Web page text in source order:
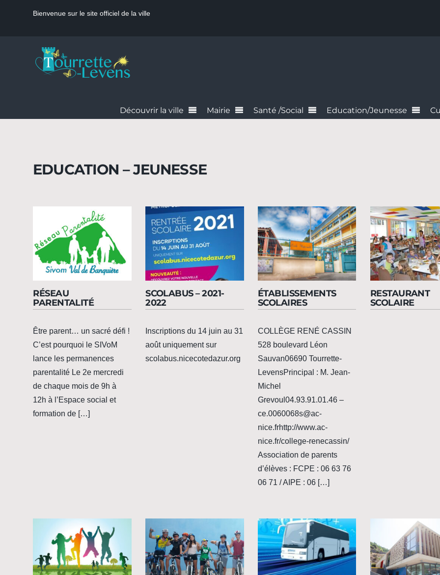
Bienvenue sur le site officiel de la ville
Découvrir la ville Mairie Santé /Social Education/Jeunesse
EDUCATION – JEUNESSE
RÉSEAU
PARENTALITÉ
Être parent… un sacré défi !
C’est pourquoi le SIVoM
lance les permanences
parentalité Le 2e mercredi
de chaque mois de 9h à
12h à l’Espace social et
formation de […]
SCOLABUS – 2021-
2022
Inscriptions du 14 juin au 31
août uniquement sur
scolabus.nicecotedazur.org
ÉTABLISSEMENTS
SCOLAIRES
COLLÈGE RENÉ CASSIN
528 boulevard Léon
Sauvan06690 Tourrette-
LevensPrincipal : M. Jean-
Michel
Grevoul04.93.91.01.46 –
ce.0060068s@ac-
nice.frhttp://www.ac-
nice.fr/college-renecassin/
Association de parents
d’élèves : FCPE : 06 63 76
06 71 / AIPE : 06 […]
RESTAURANT
SCOLAIRE